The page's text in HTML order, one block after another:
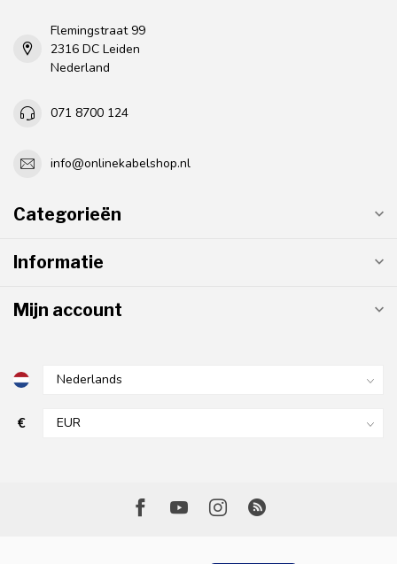
Flemingstraat 99
2316 DC Leiden
Nederland
071 8700 124
info@onlinekabelshop.nl
Categorieën
Informatie
Mijn account
€